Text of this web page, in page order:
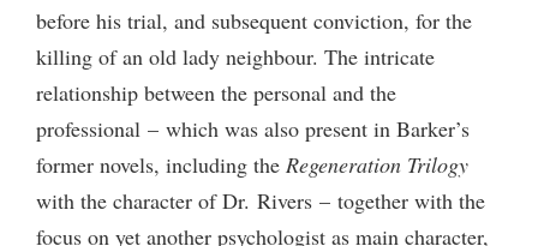
before his trial, and subsequent conviction, for the
killing of an old lady neighbour. The intricate
relationship between the personal and the
professional – which was also present in Barker’s
former novels, including the Regeneration Trilogy
with the character of Dr. Rivers – together with the
focus on yet another psychologist as main character,